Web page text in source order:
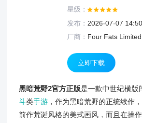
星级：
发布： 2026-07-07 14:50
厂商： Four Fats Limited
立即下载
黑暗荒野2官方正版是一款中世纪横版
斗类手游 ，作为黑暗荒野的正统续作，
前作荒诞风格的美式画风，而且在操